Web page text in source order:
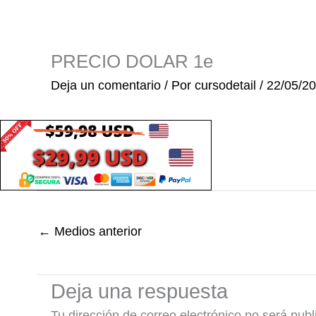
PRECIO DOLAR 1e
Deja un comentario / Por cursodetail / 22/05/
← Medios anterior
Deja una respuesta